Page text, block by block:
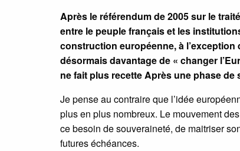
Après le référendum de 2005 sur le
entre le peuple français et les
construction européenne, à
désormais davantage de « changer
ne fait plus recette Après une phase de
Je pense au contraire que l’idée
plus en plus nombreux. Le mouvement
ce besoin de souveraineté, de maitriser
futures échéances.